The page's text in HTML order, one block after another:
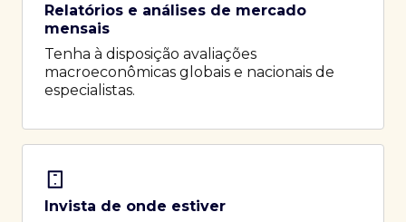
Relatórios e análises de mercado
mensais
Tenha à disposição avaliações
macroeconômicas globais e nacionais de
especialistas.
Invista de onde estiver